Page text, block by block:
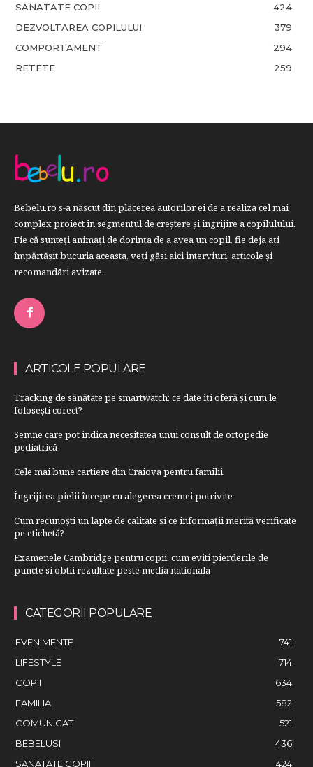
SANATATE COPII
424
DEZVOLTAREA COPILULUI
379
COMPORTAMENT
294
RETETE
259
Bebelu.ro s-a născut din plăcerea autorilor ei de a realiza cel mai
complex proiect în segmentul de creştere şi îngrijire a copilulului.
Fie că sunteţi animaţi de dorinţa de a avea un copil, fie deja aţi
împărtăşit bucuria aceasta, veți găsi aici interviuri, articole şi
recomandări avizate.
ARTICOLE POPULARE
Tracking de sănătate pe smartwatch: ce date îți oferă și cum le
folosești corect?
Semne care pot indica necesitatea unui consult de ortopedie
pediatrică
Cele mai bune cartiere din Craiova pentru familii
Îngrijirea pielii începe cu alegerea cremei potrivite
Cum recunoști un lapte de calitate și ce informații merită verificate
pe etichetă?
Examenele Cambridge pentru copii: cum eviti pierderile de
puncte si obtii rezultate peste media nationala
CATEGORII POPULARE
EVENIMENTE
741
LIFESTYLE
714
COPII
634
FAMILIA
582
COMUNICAT
521
BEBELUSI
436
SANATATE COPII
424